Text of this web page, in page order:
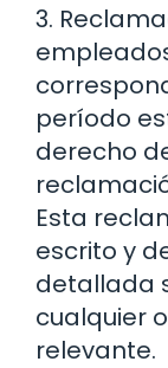
3.
período
derecho
Esta
escrito y
detallada
cualquier
relevante.